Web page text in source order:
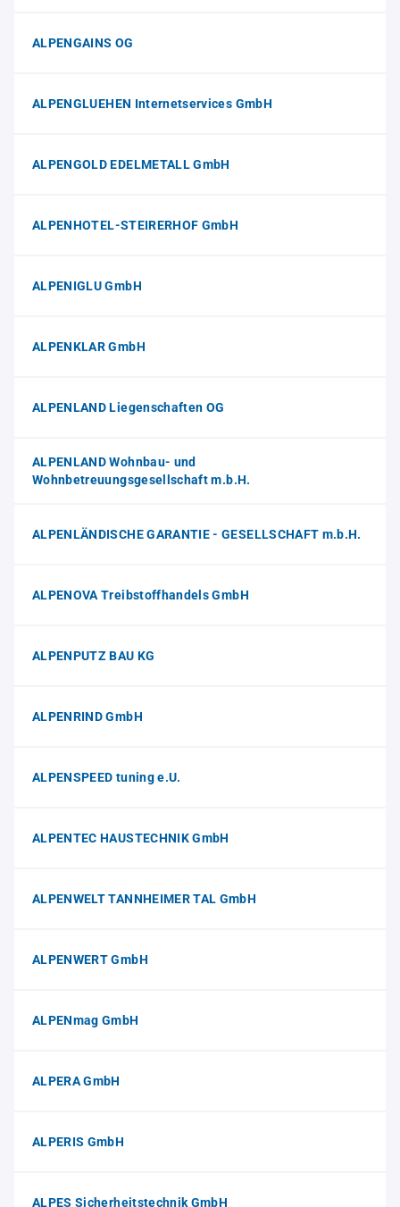
ALPENGAINS OG
ALPENGLUEHEN Internetservices GmbH
ALPENGOLD EDELMETALL GmbH
ALPENHOTEL-STEIRERHOF GmbH
ALPENIGLU GmbH
ALPENKLAR GmbH
ALPENLAND Liegenschaften OG
ALPENLAND Wohnbau- und
Wohnbetreuungsgesellschaft m.b.H.
ALPENLÄNDISCHE GARANTIE - GESELLSCHAFT m.b.H.
ALPENOVA Treibstoffhandels GmbH
ALPENPUTZ BAU KG
ALPENRIND GmbH
ALPENSPEED tuning e.U.
ALPENTEC HAUSTECHNIK GmbH
ALPENWELT TANNHEIMER TAL GmbH
ALPENWERT GmbH
ALPENmag GmbH
ALPERA GmbH
ALPERIS GmbH
ALPES Sicherheitstechnik GmbH